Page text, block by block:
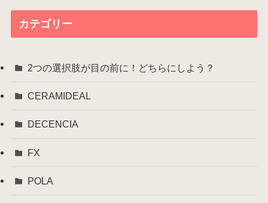
カテゴリー
2つの選択肢が目の前に！どちらにしよう？
CERAMIDEAL
DECENCIA
FX
POLA